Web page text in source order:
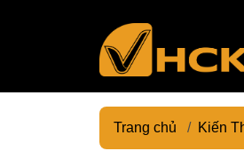
Trang chủ / Kiến